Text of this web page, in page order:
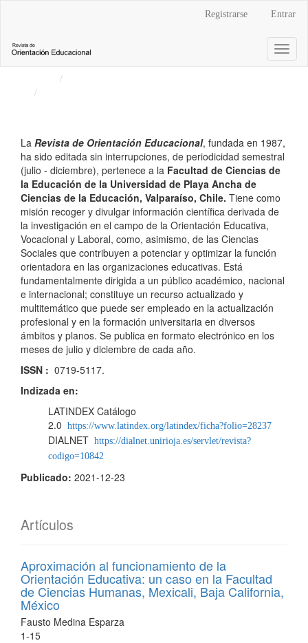
principal
Barra
Registrarse Entrar
La Revista de Orientación Educacional, fundada en 1987,
ha sido editada sin interrupciones, de periodicidad semestral
(julio - diciembre), pertenece a la Facultad de Ciencias de
la Educación de la Universidad de Playa Ancha de
Ciencias de la Educación, Valparaíso, Chile. Tiene como
misión recoger y divulgar información científica derivada de
la investigación en el campo de la Orientación Educativa,
Vocacional y Laboral, como, asimismo, de las Ciencias
Sociales que contribuyen a potenciar y optimizar la función
orientadora en las organizaciones educativas. Está
fundamentalmente dirigida a un público académico, nacional
e internacional; constituye un recurso actualizado y
multitemático que puede ser empleado en la actualización
profesional y en la formación universitaria en diversos
ámbitos y planos. Se publica en formato electrónico en los
meses de julio y diciembre de cada año.
ISSN : 0719-5117.
Indizada en:
LATINDEX Catálogo
2.0 https://www.latindex.org/latindex/ficha?folio=28237
DIALNET https://dialnet.unirioja.es/servlet/revista?
codigo=10842
Publicado: 2021-12-23
Artículos
Aproximación al funcionamiento de la
Orientación Educativa: un caso en la Facultad
de Ciencias Humanas, Mexicali, Baja California,
México
Fausto Medina Esparza
1-15